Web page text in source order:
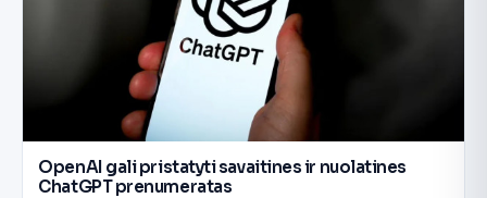
OpenAI gali pristatyti savaitines ir nuolatines
ChatGPT prenumeratas